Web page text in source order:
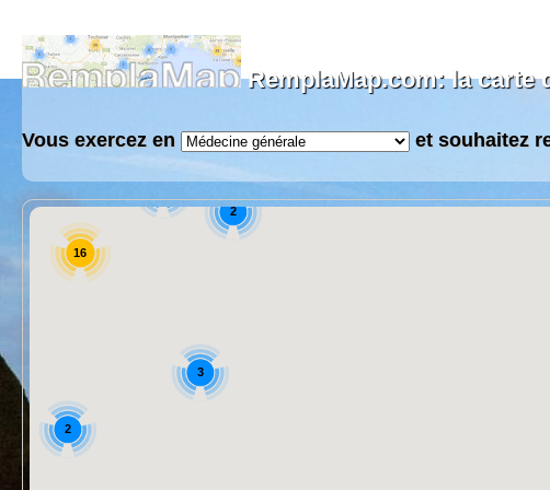
RemplaMap.com: la carte
Vous exercez en et souhaitez
16
3
2
3
8
2